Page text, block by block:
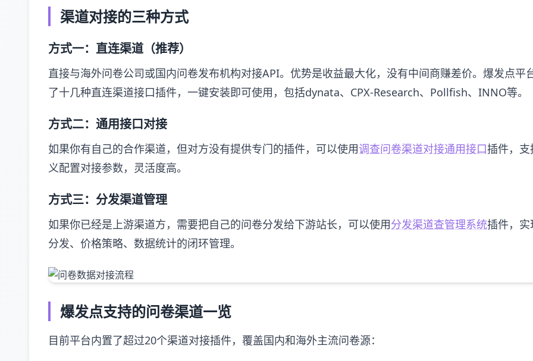
渠道对接的三种方式
方式一：直连渠道（推荐）
直接与海外问卷公司或国内问卷发布机构对接API。优势是收益最大化，没有中间商赚差价。爆发点平
了十几种直连渠道接口插件，一键安装即可使用，包括dynata、CPX-Research、Pollfish、INNO等。
方式二：通用接口对接
如果你有自己的合作渠道，但对方没有提供专门的插件，可以使用调查问卷渠道对接通用接口插件，
义配置对接参数，灵活度高。
方式三：分发渠道管理
如果你已经是上游渠道方，需要把自己的问卷分发给下游站长，可以使用分发渠道查管理系统插件，
分发、价格策略、数据统计的闭环管理。
爆发点支持的问卷渠道一览
目前平台内置了超过20个渠道对接插件，覆盖国内和海外主流问卷源：